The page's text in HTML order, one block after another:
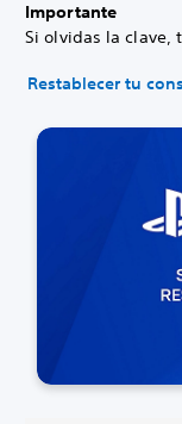
Importante
Si olvidas la clave,
Restablecer tu